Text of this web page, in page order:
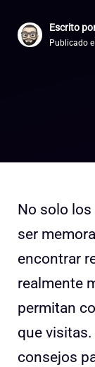
Escrito
Publicado
No solo
ser
encontrar
realmente
permitan
que
consejos